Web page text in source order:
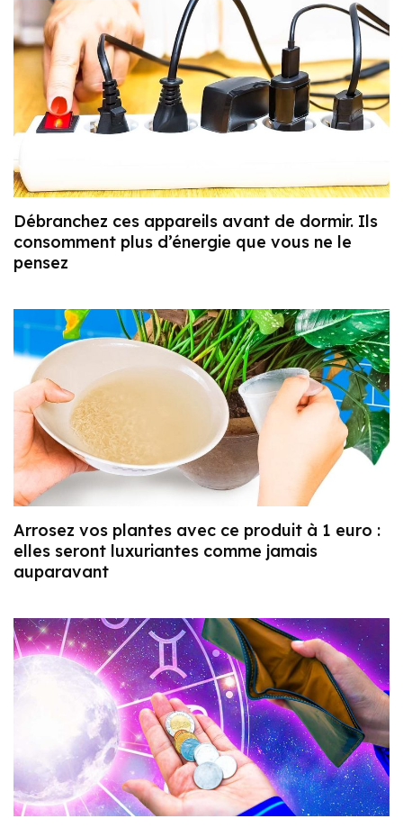
Débranchez ces appareils avant de dormir. Ils
consomment plus d’énergie que vous ne le
pensez
Arrosez vos plantes avec ce produit à 1 euro :
elles seront luxuriantes comme jamais
auparavant